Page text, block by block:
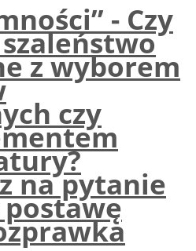
- Czy
z wyborem
czy
na pytanie